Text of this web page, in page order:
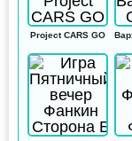
Project CARS GO